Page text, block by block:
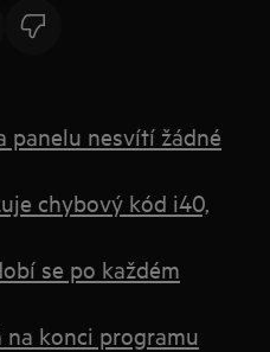
panelu nesvítí žádné
chybový kód i40,
se po každém
konci programu